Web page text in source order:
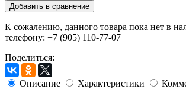
Добавить в сравнение
К сожалению, данного товара пока нет в
телефону: +7 (905) 110-77-07
Поделиться:
Описание Характеристики